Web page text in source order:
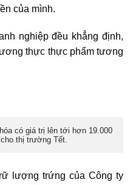
của mình.
nghiệp đều khẳng định,
thực thực phẩm tương
có giá trị lên tới hơn 19.000
thị trường Tết.
lượng trứng của Công ty